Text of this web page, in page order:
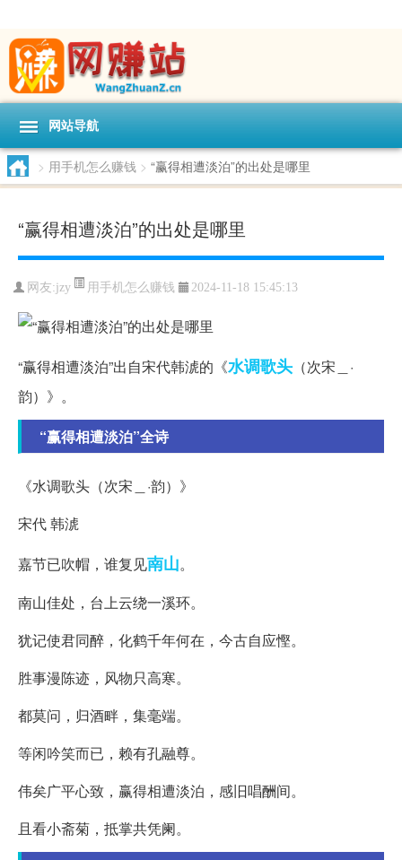
网站导航
> 用手机怎么赚钱 > “赢得相遭淡泊”的出处是哪里
“赢得相遭淡泊”的出处是哪里
网友:jzy 用手机怎么赚钱 2024-11-18 15:45:13
“赢得相遭淡泊”出自宋代韩淲的《水调歌头 （次宋＿·
韵）》。
“赢得相遭淡泊”全诗
《水调歌头（次宋＿·韵）》
宋代 韩淲
嘉节已吹帽，谁复见南山。
南山佳处，台上云绕一溪环。
犹记使君同醉，化鹤千年何在，今古自应慳。
胜事漫陈迹，风物只高寒。
都莫问，归酒畔，集毫端。
等闲吟笑而已，赖有孔融尊。
伟矣广平心致，赢得相遭淡泊，感旧唱酬间。
且看小斋菊，抵掌共凭阑。